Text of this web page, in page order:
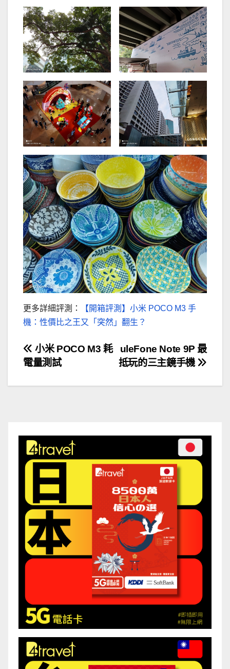
更多詳細評測：
【開箱評測】小米 POCO M3 手
機：性價比之王又「突然」翻生？
文
章
uleFone Note 9P 最
抵玩的三主鏡手機
小米 POCO M3 耗
電量測試